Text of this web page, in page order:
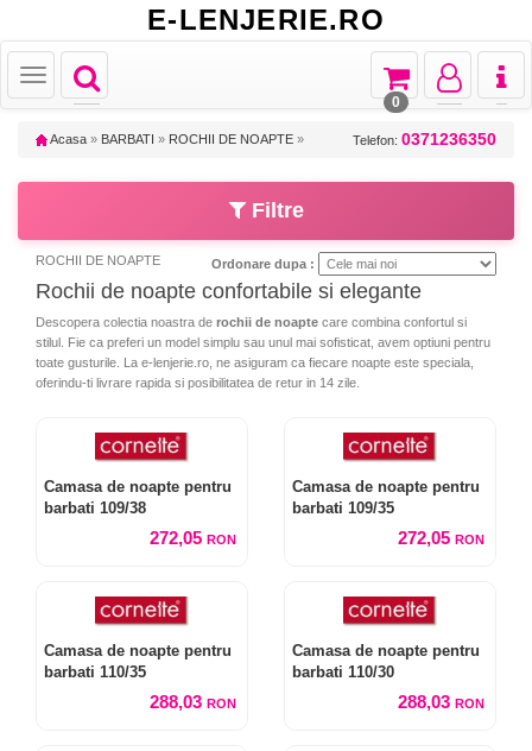
E-LENJERIE.RO
Toggle
navigation
Toggle
Toggle
navigation
Toggle
navigation
Toggle
navigation
0
Acasa » BARBATI » ROCHII DE NOAPTE » Telefon: 0371236350
Filtre
ROCHII DE NOAPTE Ordonare dupa :
Rochii de noapte confortabile si elegante
Descopera colectia noastra de rochii de noapte care combina confortul si
stilul. Fie ca preferi un model simplu sau unul mai sofisticat, avem optiuni pentru
toate gusturile. La e-lenjerie.ro, ne asiguram ca fiecare noapte este speciala,
oferindu-ti livrare rapida si posibilitatea de retur in 14 zile.
Camasa de noapte pentru
barbati 109/38
272,05 RON
Camasa de noapte pentru
barbati 109/35
272,05 RON
Camasa de noapte pentru
barbati 110/35
288,03 RON
Camasa de noapte pentru
barbati 110/30
288,03 RON